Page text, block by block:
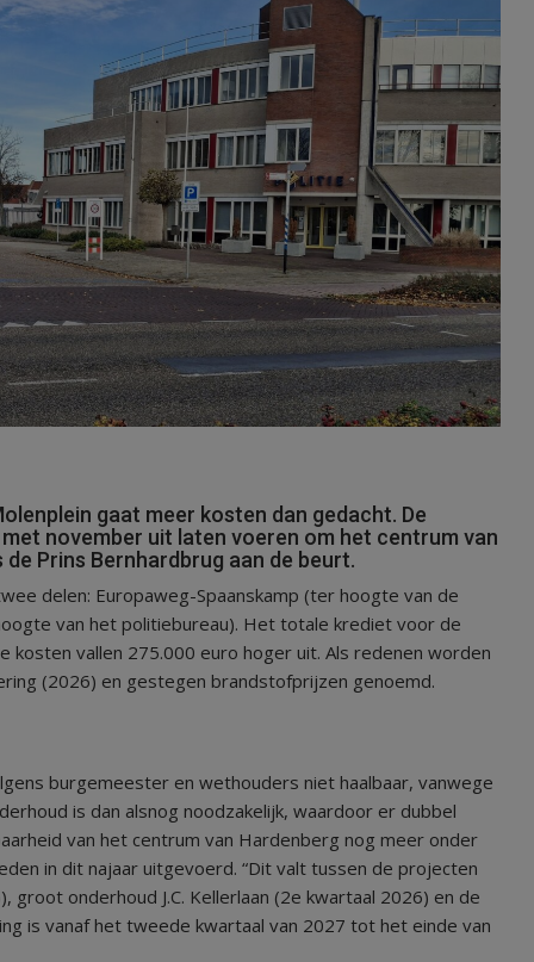
gaat meer kosten dan gedacht. De
november uit laten voeren om het centrum van
Prins Bernhardbrug aan de beurt.
delen: Europaweg-Spaanskamp (ter hoogte van de
van het politiebureau). Het totale krediet voor de
kosten vallen 275.000 euro hoger uit. Als redenen worden
(2026) en gestegen brandstofprijzen genoemd.
burgemeester en wethouders niet haalbaar, vanwege
is dan alsnog noodzakelijk, waardoor er dubbel
van het centrum van Hardenberg nog meer onder
in dit najaar uitgevoerd. “Dit valt tussen de projecten
onderhoud J.C. Kellerlaan (2e kwartaal 2026) en de
is vanaf het tweede kwartaal van 2027 tot het einde van